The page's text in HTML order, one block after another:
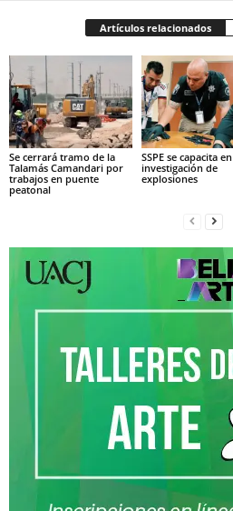
Artículos relacionados
Se cerrará tramo de la
Talamás Camandari por
trabajos en puente
peatonal
SSPE se capacita en
investigación de
explosiones